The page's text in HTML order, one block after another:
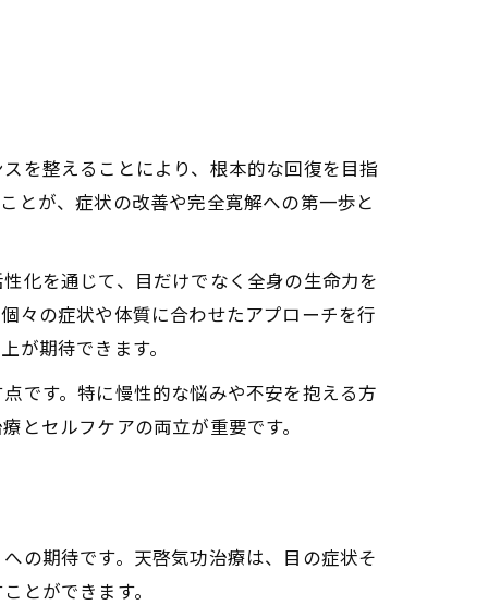
定感
を整えることにより、根本的な回復を目指
とが、症状の改善や完全寛解への第一歩と
化を通じて、目だけでなく全身の生命力を
々の症状や体質に合わせたアプローチを行
が期待できます。
です。特に慢性的な悩みや不安を抱える方
とセルフケアの両立が重要です。
の期待です。天啓気功治療は、目の症状そ
とができます。